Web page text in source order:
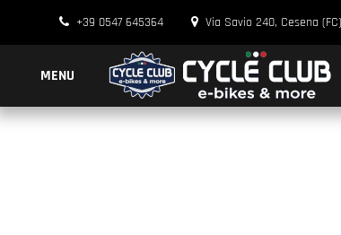
+39 0547 645364 Via Savio 240, Cesena (FC)
MENU